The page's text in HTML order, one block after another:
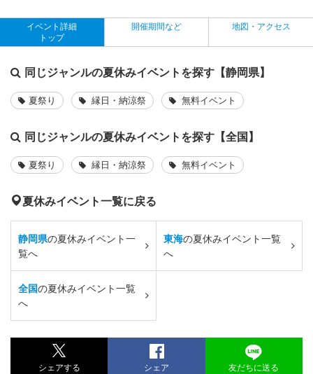
イベント詳細
トップ
開催期間など 地図・アクセス
同じジャンルの夏休みイベントを探す【静岡県】
夏祭り 縁日・納涼祭 無料イベント
同じジャンルの夏休みイベントを探す【全国】
夏祭り 縁日・納涼祭 無料イベント
夏休みイベント一覧に戻る
静岡県の夏休みイベント一
覧へ
東海の夏休みイベント一覧
へ
全国の夏休みイベント一覧
へ
シェアする シェア 友だちに送る